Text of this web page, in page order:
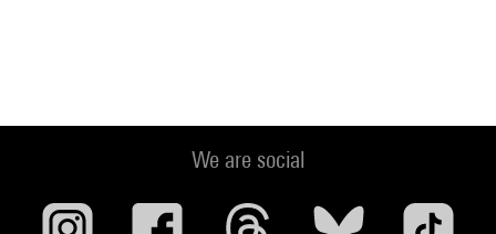
We are social